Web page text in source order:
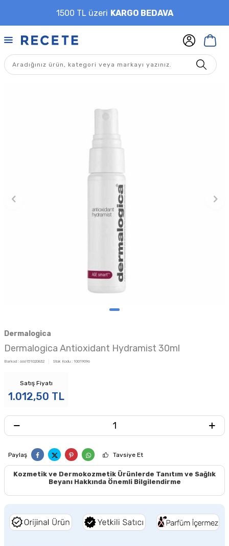
1500 TL üzeri KARGO BEDAVA
Dermalogica
Dermalogica Antioxidant Hydramist 30ml
Barkod : 666151020832 Stok Kodu : 10019096
Satış Fiyatı
1.012,50 TL
Paylaş Tavsiye Et
Kozmetik ve Dermokozmetik Ürünlerde Tanıtım ve Sağlık
Beyanı Hakkında Önemli Bilgilendirme